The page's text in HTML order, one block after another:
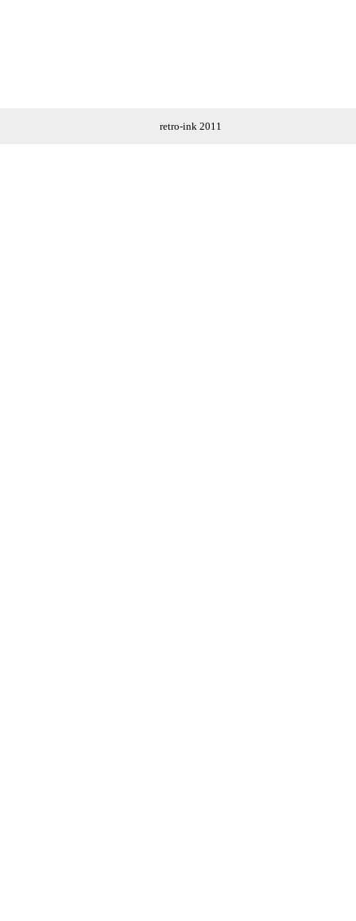
retro-ink 2011